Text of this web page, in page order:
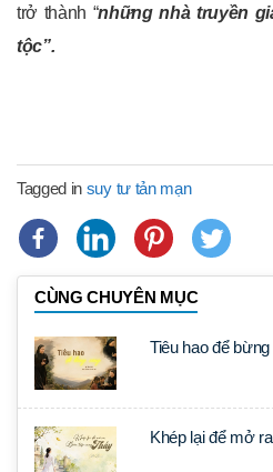
trở thành “những nhà truyền
tộc”.
Tagged in suy tư tản mạn
CÙNG CHUYÊN MỤC
Tiêu hao để
Khép lại để mở